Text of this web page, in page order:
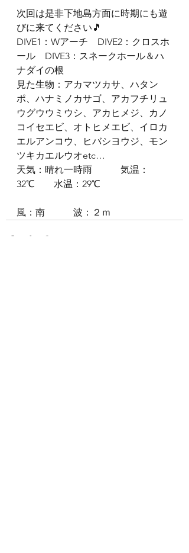
次回は是非下地島方面に時期にも遊
びに来てください🎵
DIVE1：Wアーチ　DIVE2：クロスホ
ール　DIVE3：スネークホール＆ハ
ナダイの根
見た生物：アカマツカサ、ハタン
ポ、ハナミノカサゴ、アカフチリュ
ウグウウミウシ、アカヒメジ、カノ
コイセエビ、オトヒメエビ、イロカ
エルアンコウ、ヒバシヨウジ、モン
ツキカエルウオetc…
天気：晴れ一時雨　　　気温：
32℃　　水温：29℃
風：南　　　波：２ｍ